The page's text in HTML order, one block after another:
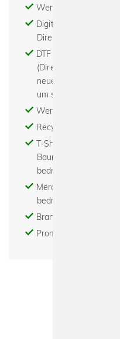
Werbeartikel -
Digitaldruck - Print on
Direktdruck)
DTF - Digital to Film -
(Direct To Film)
neue Technologie für
um sie auf fast alle
Werbemittel
Recycled - Bio - Fair -
T-Shirts bedrucken -
Baumwolltaschen
bedrucken
Merchandise
bedrucken
Brand - Modelabel -
Promotion Textil